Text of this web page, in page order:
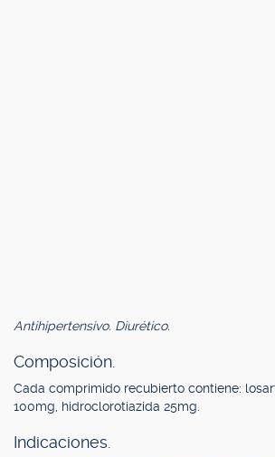
Antihipertensivo. Diurético.
Composición.
Cada comprimido recubierto contiene:
100mg, hidroclorotiazida 25mg.
Indicaciones.